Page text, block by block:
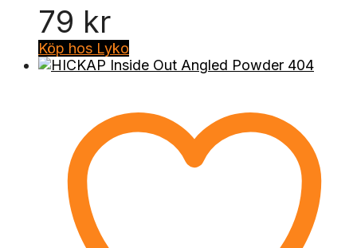
79 kr
Köp hos Lyko